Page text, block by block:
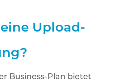
Upload-
Business-Plan bietet